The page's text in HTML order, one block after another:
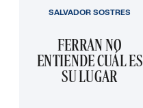
FERRAN NO
ENTIENDE CUÁL ES
SU LUGAR
SALVADOR SOSTRES